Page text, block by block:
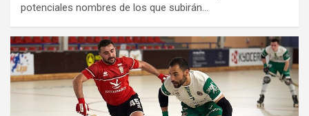
potenciales nombres de los que subirán…